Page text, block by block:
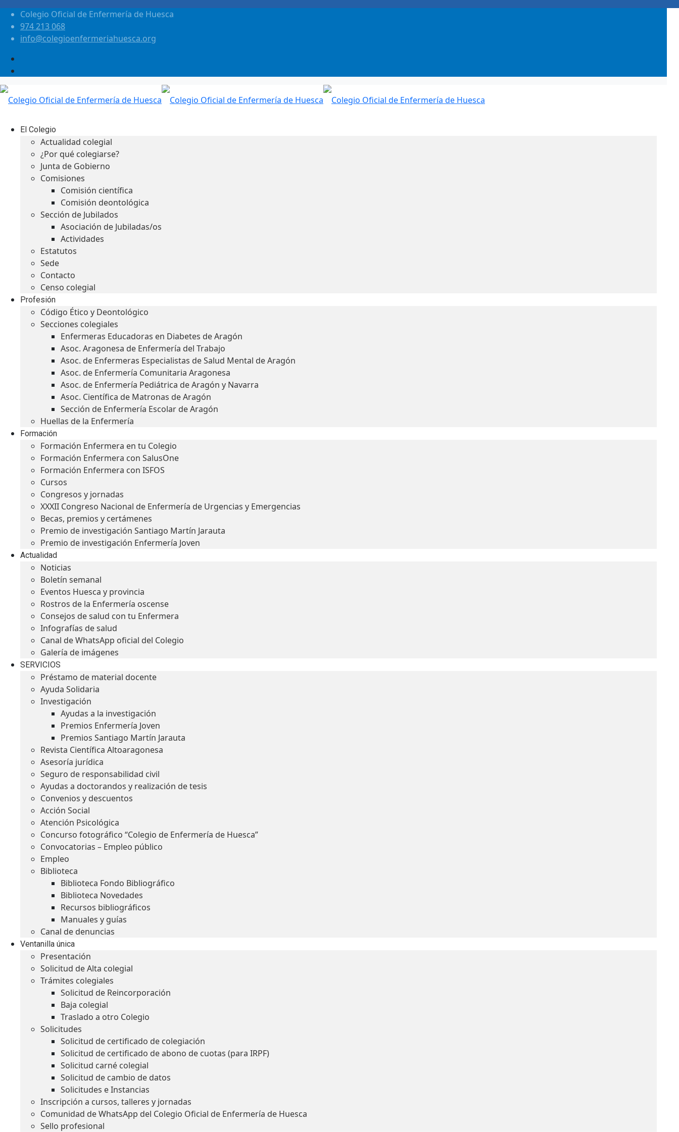
Colegio Oficial de Enfermería de Huesca
974 213 068
info@colegioenfermeriahuesca.org
El Colegio
Actualidad colegial
¿Por qué colegiarse?
Junta de Gobierno
Comisiones
Comisión científica
Comisión deontológica
Sección de Jubilados
Asociación de Jubiladas/os
Actividades
Estatutos
Sede
Contacto
Censo colegial
Profesión
Código Ético y Deontológico
Secciones colegiales
Enfermeras Educadoras en Diabetes de Aragón
Asoc. Aragonesa de Enfermería del Trabajo
Asoc. de Enfermeras Especialistas de Salud Mental de Aragón
Asoc. de Enfermería Comunitaria Aragonesa
Asoc. de Enfermería Pediátrica de Aragón y Navarra
Asoc. Científica de Matronas de Aragón
Sección de Enfermería Escolar de Aragón
Huellas de la Enfermería
Formación
Formación Enfermera en tu Colegio
Formación Enfermera con SalusOne
Formación Enfermera con ISFOS
Cursos
Congresos y jornadas
XXXII Congreso Nacional de Enfermería de Urgencias y Emergencias
Becas, premios y certámenes
Premio de investigación Santiago Martín Jarauta
Premio de investigación Enfermería Joven
Actualidad
Noticias
Boletín semanal
Eventos Huesca y provincia
Rostros de la Enfermería oscense
Consejos de salud con tu Enfermera
Infografías de salud
Canal de WhatsApp oficial del Colegio
Galería de imágenes
SERVICIOS
Préstamo de material docente
Ayuda Solidaria
Investigación
Ayudas a la investigación
Premios Enfermería Joven
Premios Santiago Martín Jarauta
Revista Científica Altoaragonesa
Asesoría jurídica
Seguro de responsabilidad civil
Ayudas a doctorandos y realización de tesis
Convenios y descuentos
Acción Social
Atención Psicológica
Concurso fotográfico “Colegio de Enfermería de Huesca”
Convocatorias – Empleo público
Empleo
Biblioteca
Biblioteca Fondo Bibliográfico
Biblioteca Novedades
Recursos bibliográficos
Manuales y guías
Canal de denuncias
Ventanilla única
Presentación
Solicitud de Alta colegial
Trámites colegiales
Solicitud de Reincorporación
Baja colegial
Traslado a otro Colegio
Solicitudes
Solicitud de certificado de colegiación
Solicitud de certificado de abono de cuotas (para IRPF)
Solicitud carné colegial
Solicitud de cambio de datos
Solicitudes e Instancias
Inscripción a cursos, talleres y jornadas
Comunidad de WhatsApp del Colegio Oficial de Enfermería de Huesca
Sello profesional